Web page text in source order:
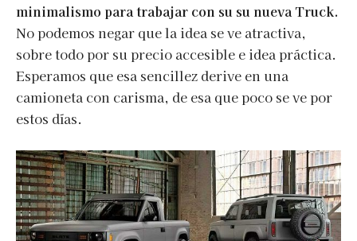
minimalismo para trabajar con su su nueva Truck.
No podemos negar que la idea se ve atractiva,
sobre todo por su precio accesible e idea práctica.
Esperamos que esa sencillez derive en una
camioneta con carisma, de esa que poco se ve por
estos días.